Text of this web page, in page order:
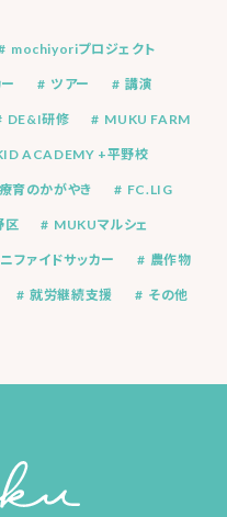
mochiyoriプロジェクト
ツアー 講演
DE&I研修 MUKU FARM
ACADEMY +平野校
育のかがやき FC.LIG
区 MUKUマルシェ
ファイドサッカー 農作物
就労継続支援 その他